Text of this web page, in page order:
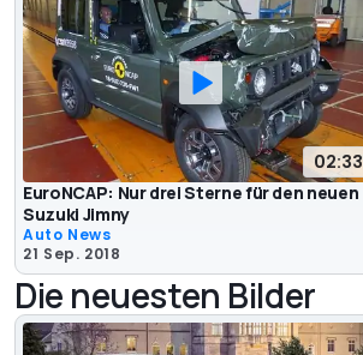
02:33
EuroNCAP: Nur drei Sterne für den neuen
Suzuki Jimny
Auto News
21 Sep. 2018
Die neuesten Bilder